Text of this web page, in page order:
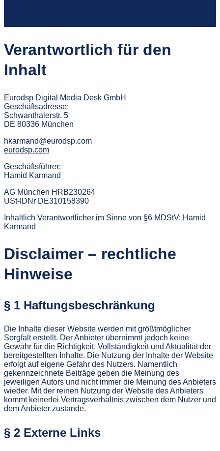
Verantwortlich für den
Inhalt
Eurodsp Digital Media Desk GmbH
Geschäftsadresse:
Schwanthalerstr. 5
DE 80336 München
hkarmand@eurodsp.com
eurodsp.com
Geschäftsführer:
Hamid Karmand
AG München HRB230264
USt-IDNr DE310158390
Inhaltlich Verantwortlicher im Sinne von §6 MDStV: Hamid
Karmand
Disclaimer – rechtliche
Hinweise
§ 1 Haftungsbeschränkung
Die Inhalte dieser Website werden mit größtmöglicher
Sorgfalt erstellt. Der Anbieter übernimmt jedoch keine
Gewähr für die Richtigkeit, Vollständigkeit und Aktualität der
bereitgestellten Inhalte. Die Nutzung der Inhalte der Website
erfolgt auf eigene Gefahr des Nutzers. Namentlich
gekennzeichnete Beiträge geben die Meinung des
jeweiligen Autors und nicht immer die Meinung des Anbieters
wieder. Mit der reinen Nutzung der Website des Anbieters
kommt keinerlei Vertragsverhältnis zwischen dem Nutzer und
dem Anbieter zustande.
§ 2 Externe Links